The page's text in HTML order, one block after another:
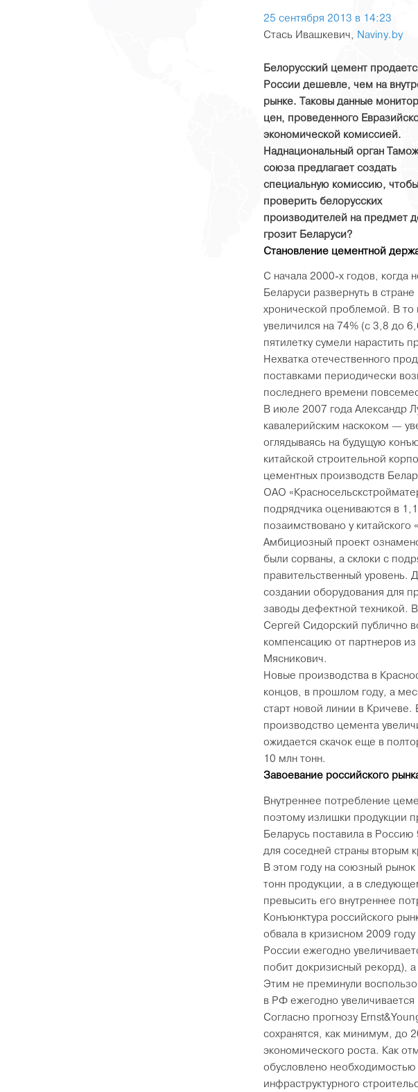
25 сентября 2013 в 14:23
Стась Ивашкевич, Naviny.by
Белорусский цемент
России дешевле, чем на
рынке. Таковы данные
цен, проведенного
экономической комиссией.
Наднациональный орган
союза предлагает создать
специальную комиссию, чтобы
проверить белорусских
производителей на предмет
грозит Беларуси?
Становление цементной
С начала 2000-х годов, когда
Беларуси развернуть в
хронической проблемой. В то
увеличился на 74% (с 3,8 до
пятилетку сумели нарастить
Нехватка отечественного
поставками периодически
последнего времени
В июле 2007 года Александр
кавалерийским наскоком —
оглядываясь на будущую
китайской строительной
цементных производств
ОАО
подрядчика оцениваются в
позаимствовано у китайского
Амбициозный проект
были сорваны, а склоки с
правительственный
создании оборудования для
заводы дефектной техникой.
Сергей Сидорский публично
компенсацию от партнеров
Мясникович.
Новые производства в
концов, в прошлом году, а
старт новой линии в Кричеве.
производство цемента
ожидается скачок еще в
10 млн тонн.
Завоевание российского
Внутреннее потребление
поэтому излишки продукции
Беларусь поставила в
для соседней страны вторым
В этом году на союзный
тонн продукции, а в
превысить его внутреннее
Конъюнктура российского
обвала в кризисном 2009
России ежегодно
побит докризисный рекорд),
Этим не преминули
в РФ ежегодно
Согласно прогнозу
сохранятся, как минимум, до
экономического роста. Как
обусловлено
инфраструктурного